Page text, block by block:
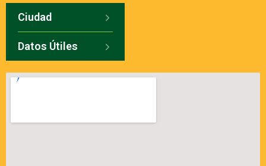
Ciudad
Datos Útiles